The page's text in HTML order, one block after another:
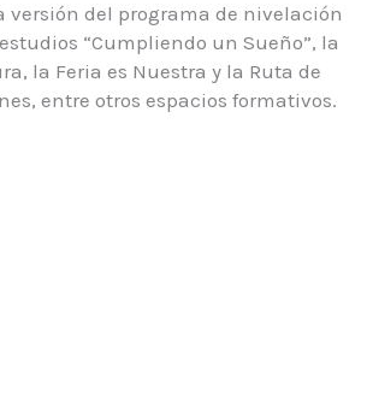
versión del programa de nivelación
“Cumpliendo un Sueño”, la
la Feria es Nuestra y la Ruta de
entre otros espacios formativos.